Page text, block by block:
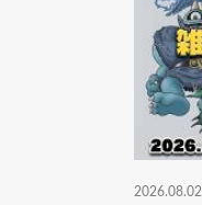
2026.08.02